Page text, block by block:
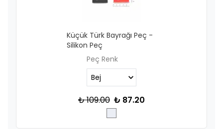
Küçük Türk Bayrağı Peç -
Silikon Peç
Peç Renk
₺ 109.00 ₺ 87.20